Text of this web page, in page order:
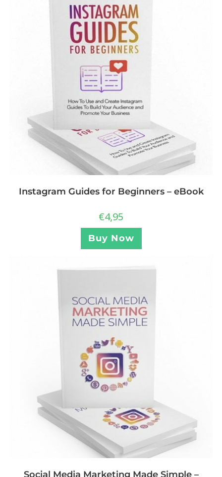
Instagram Guides for Beginners – eBook
€4,95
Buy Now
Social Media Marketing Made Simple –